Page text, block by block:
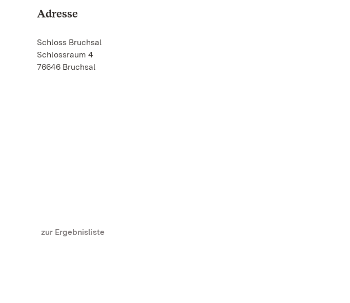
Adresse
Schloss Bruchsal
Schlossraum 4
76646 Bruchsal
zur Ergebnisliste